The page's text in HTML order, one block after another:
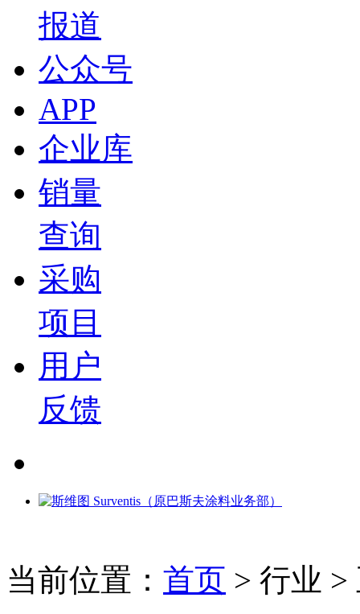
报道
公众号
APP
企业库
销量
查询
采购
项目
用户
反馈
当前位置： 首页 > 行业 >